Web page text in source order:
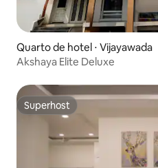
Quarto de hotel ⋅ Vijayawada
Akshaya Elite Deluxe
Superhost
Superhost